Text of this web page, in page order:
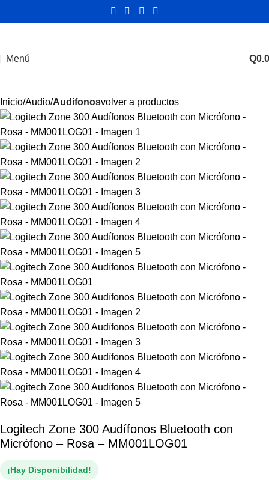
Menú Q
Inicio Audio Audifonosvolver a productos
Logitech Zone 300 Audífonos Bluetooth con
Micrófono – Rosa – MM001LOG01
¡Hay Disponibilidad!